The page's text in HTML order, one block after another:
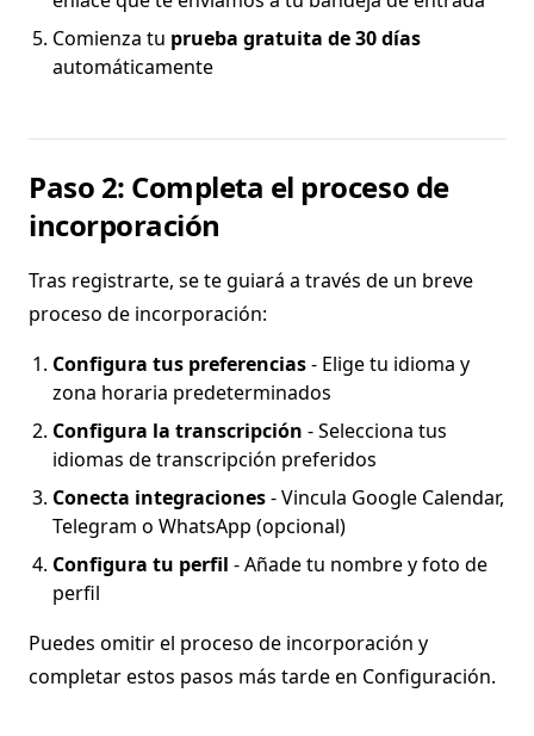
Comienza tu prueba gratuita de 30 días
automáticamente
Paso 2: Completa el proceso de
incorporación
Tras registrarte, se te guiará a través de un breve
proceso de incorporación:
Configura tus preferencias- Elige tu idioma y
zona horaria predeterminados
Configura la transcripción - Selecciona tus
idiomas de transcripción preferidos
Conecta integraciones- Vincula Google Calendar,
Telegram o WhatsApp (opcional)
Configura tu perfil - Añade tu nombre y foto de
perfil
Puedes omitir el proceso de incorporación y
completar estos pasos más tarde en Configuración.